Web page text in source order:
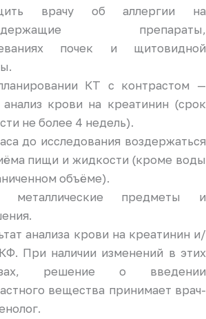
врачу об аллергии на
препараты,
почек и щитовидной
КТ с контрастом —
анализ крови на креатинин (срок
не более 4 недель).
до исследования воздержаться
пищи и жидкости (кроме воды
объёме).
металлические предметы и
анализа крови на креатинин и/
При наличии изменений в этих
решение о введении
вещества принимает врач-